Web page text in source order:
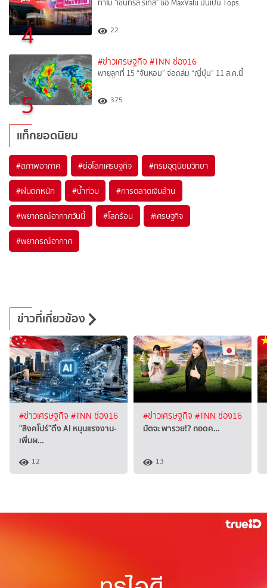
4
ทำไม "เซ็นทรัล รีเทล" ซื้อ MaxValu ปั้นเป็น Tops
22
5
#ข่าวเศรษฐกิจ #TNN ช่อง16
พายุลูกที่ 15 “จันหอม” จ่อถล่ม “ญี่ปุ่น” 11 ส.ค.นี้
375
แท็กยอดนิยม
#สภาพอากาศ #ย่อโลกเศรษฐกิจ #กรมอุตุนิยมวิทยา
#ฝนตกหนัก #น้ำท่วม #การตลาดเงินล้าน
#พยากรณ์อากาศวันนี้ #โลกร้อน #เศรษฐกิจ
#พยากรณ์อากาศ
ข่าวที่เกี่ยวข้อง
#ข่าวเศรษฐกิจ #TNN ช่อง16
"สิงคโปร์"ดึง AI หนุนแรงงาน-
เพิ่มผ…
12
#ข่าวเศรษฐกิจ #TNN ช่อง16
มัตจะ พารวย!? ถอดค…
13